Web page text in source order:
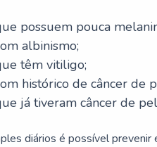
possuem pouca
albinismo;
têm vitiligo;
histórico de câncer de
já tiveram câncer de
diários é possível